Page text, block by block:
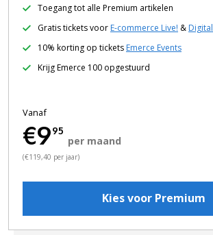
Toegang tot alle Premium artikelen
Gratis tickets voor E-commerce Live! &
10% korting op tickets Emerce Events
Krijg Emerce 100 opgestuurd
Vanaf
€995
per maand
(€119,40 per jaar)
Kies voor Premium